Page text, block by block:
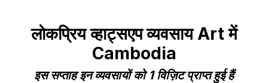
लोकप्रिय व्हाट्सएप व्यवसाय Art में
Cambodia
इस सप्ताह इन व्यवसायों को 1 विज़िट प्राप्त हुई हैं